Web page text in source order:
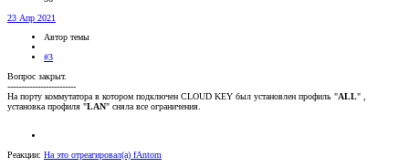
23 Апр 2021
Автор темы
#3
Вопрос закрыт.
-------------------------
На порту коммутатора в котором подключен CLOUD KEY был установлен профиль "ALL" ,
установка профиля "LAN" сняла все ограничения.
Реакции: На это отреагировал(а) fAntom